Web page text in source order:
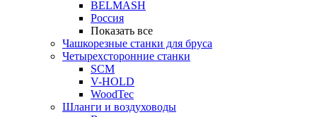
BELMASH
Россия
Показать все
Чашкорезные станки для бруса
Четырехсторонние станки
SCM
V-HOLD
WoodTec
Шланги и воздуховоды